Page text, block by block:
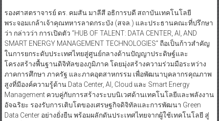
รองศาสตราจารย์ ดร. คมสัน มาลีสี อธิการบดี สถาบันเทคโนโลยี
พระจอมเกล้าเจ้าคุณทหารลาดกระบัง (สจล.) และประธานคณะที่ปรึกษา
ว่า กล่าวว่า การเปิดตัว “HUB OF TALENT: DATA CENTER, AI, AND
SMART ENERGY MANAGEMENT TECHNOLOGIES” ถือเป็นก้าวสำคัญ
ในการยกระดับประเทศไทยสู่ศูนย์กลางด้านปัญญาประดิษฐ์และ
โครงสร้างพื้นฐานดิจิทัลของภูมิภาค โดยมุ่งสร้างความร่วมมือระหว่าง
ภาคการศึกษา ภาครัฐ และภาคอุตสาหกรรม เพื่อพัฒนาบุคลากรคุณภาพ
สูงที่มีองค์ความรู้ด้าน Data Center, AI, Cloud และ Smart Energy
Management ควบคู่กับการสร้างระบบนิเวศด้านเทคโนโลยีและพลังงาน
อัจฉริยะ รองรับการเติบโตของเศรษฐกิจดิจิทัลและการพัฒนา Green
Data Center อย่างยั่งยืน พร้อมผลักดันประเทศไทยจากผู้ใช้เทคโนโลยี สู่